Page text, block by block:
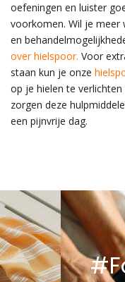
oefeningen en luister
voorkomen. Wil je
en
over hielspoor. Voor
staan kun je onze
op je hielen te
zorgen deze
een pijnvrije dag.